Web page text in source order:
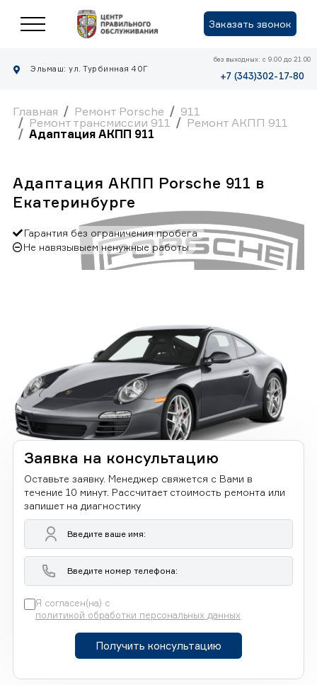
Заказать звонок
Эльмаш: ул. Турбинная 40Г
без выходных: с 9.00 до 21.00
+7 (343)302-17-80
Главная Ремонт Porsche
911
Ремонт трансмиссии 911
Ремонт АКПП 911
Адаптация АКПП 911
Адаптация АКПП Porsche 911 в
Екатеринбурге
Гарантия без ограничения пробега
Не навязывыем ненужные работы
Заявка на консультацию
Оставьте заявку. Менеджер свяжется с Вами в
течение 10 минут. Рассчитает стоимость ремонта или
запишет на диагностику
Я согласен(на) с
политикой обработки персональных данных
Получить консультацию